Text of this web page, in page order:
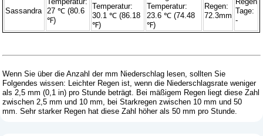
Sassandra
27 ℃ (80.6
℉)
Temperatur:
30.1 ℃ (86.18
℉)
Temperatur:
23.6 ℃ (74.48
℉)
Regen:
72.3mm
Tage:
-
Wenn Sie über die Anzahl der mm Niederschlag lesen, sollten Sie
Folgendes wissen: Leichter Regen ist, wenn die Niederschlagsrate weniger
als 2,5 mm (0,1 in) pro Stunde beträgt. Bei mäßigem Regen liegt diese Zahl
zwischen 2,5 mm und 10 mm, bei Starkregen zwischen 10 mm und 50
mm. Sehr starker Regen hat diese Zahl höher als 50 mm pro Stunde.